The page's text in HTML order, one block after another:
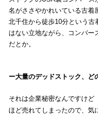
名がささやかれいている古着
北千住から徒歩10分という
はない立地ながら、コンバー
だとか。
大量のデッドストック、ど
それは企業秘密なんですけど
ほど売れてしまったので、気